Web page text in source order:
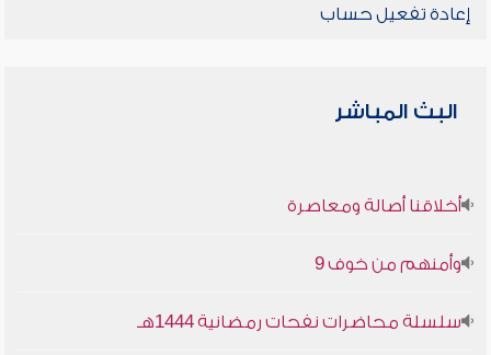
إعادة تفعيل حساب
البث المباشر
أخلاقنا أصالة ومعاصرة
وأمنهم من خوف 9
سلسلة محاضرات نفحات رمضانية 1444هـ